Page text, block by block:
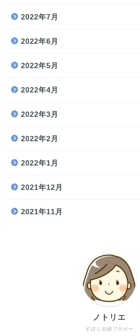
2022年7月
2022年6月
2022年5月
2022年4月
2022年3月
2022年2月
2022年1月
2021年12月
2021年11月
ずぼら主婦ブロガー
ノトリエ